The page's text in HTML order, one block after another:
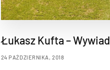
Łukasz Kufta – Wywiad
24 PAŹDZIERNIKA, 2018